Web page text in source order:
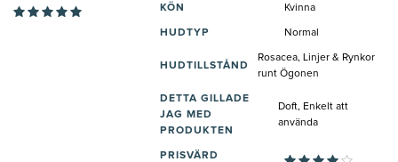
KÖN Kvinna
HUDTYP Normal
HUDTILLSTÅND
Rosacea, Linjer & Rynkor
runt Ögonen
DETTA GILLADE
JAG MED
PRODUKTEN
Doft, Enkelt att
använda
PRISVÄRD